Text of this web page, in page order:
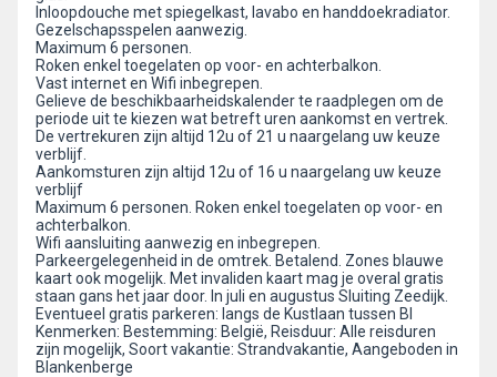
Inloopdouche met spiegelkast, lavabo en handdoekradiator.
Gezelschapsspelen aanwezig.
Maximum 6 personen.
Roken enkel toegelaten op voor- en achterbalkon.
Vast internet en Wifi inbegrepen.
Gelieve de beschikbaarheidskalender te raadplegen om de
periode uit te kiezen wat betreft uren aankomst en vertrek.
De vertrekuren zijn altijd 12u of 21 u naargelang uw keuze
verblijf.
Aankomsturen zijn altijd 12u of 16 u naargelang uw keuze
verblijf
Maximum 6 personen. Roken enkel toegelaten op voor- en
achterbalkon.
Wifi aansluiting aanwezig en inbegrepen.
Parkeergelegenheid in de omtrek. Betalend. Zones blauwe
kaart ook mogelijk. Met invaliden kaart mag je overal gratis
staan gans het jaar door. In juli en augustus Sluiting Zeedijk.
Eventueel gratis parkeren: langs de Kustlaan tussen Bl
Kenmerken: Bestemming: België, Reisduur: Alle reisduren
zijn mogelijk, Soort vakantie: Strandvakantie, Aangeboden in
Blankenberge